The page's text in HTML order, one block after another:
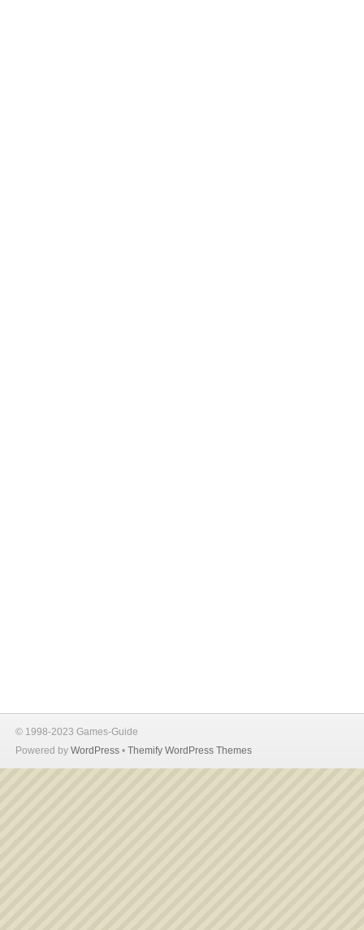
© 1998-2023 Games-Guide
Powered by WordPress • Themify WordPress Themes